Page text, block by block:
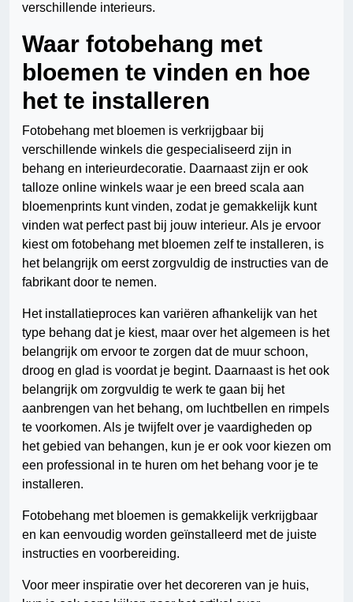
verschillende interieurs.
Waar fotobehang met
bloemen te vinden en hoe
het te installeren
Fotobehang met bloemen is verkrijgbaar bij
verschillende winkels die gespecialiseerd zijn in
behang en interieurdecoratie. Daarnaast zijn er ook
talloze online winkels waar je een breed scala aan
bloemenprints kunt vinden, zodat je gemakkelijk kunt
vinden wat perfect past bij jouw interieur. Als je ervoor
kiest om fotobehang met bloemen zelf te installeren, is
het belangrijk om eerst zorgvuldig de instructies van de
fabrikant door te nemen.
Het installatieproces kan variëren afhankelijk van het
type behang dat je kiest, maar over het algemeen is het
belangrijk om ervoor te zorgen dat de muur schoon,
droog en glad is voordat je begint. Daarnaast is het ook
belangrijk om zorgvuldig te werk te gaan bij het
aanbrengen van het behang, om luchtbellen en rimpels
te voorkomen. Als je twijfelt over je vaardigheden op
het gebied van behangen, kun je er ook voor kiezen om
een professional in te huren om het behang voor je te
installeren.
Fotobehang met bloemen is gemakkelijk verkrijgbaar
en kan eenvoudig worden geïnstalleerd met de juiste
instructies en voorbereiding.
Voor meer inspiratie over het decoreren van je huis,